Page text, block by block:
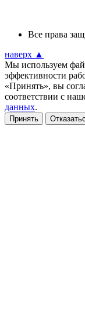
Все права
наверх ▲
Мы используем
эффективности
«Принять», вы
соответствии с
данных.
Принять